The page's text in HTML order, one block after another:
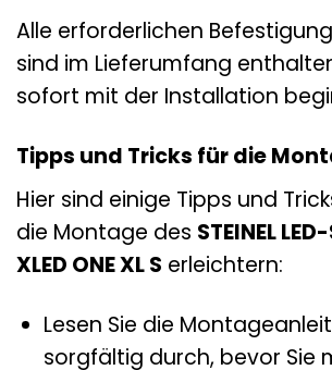
Alle erforderlichen
sind im Lieferumfang
sofort mit der Installation
Tipps und Tricks für die
Hier sind einige Tipps und
die Montage des STEINEL
XLED ONE XL S erleichtern:
Lesen Sie die
sorgfältig durch, bevor Sie